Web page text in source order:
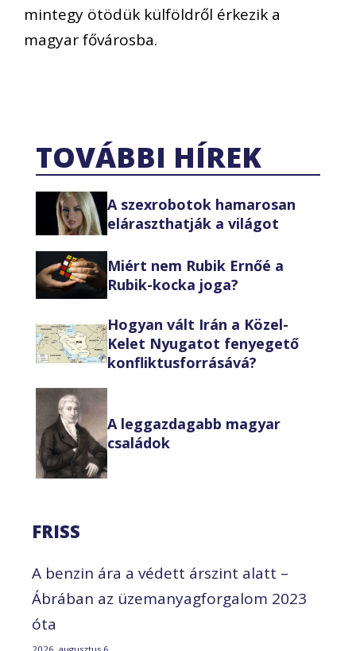
mintegy ötödük külföldről érkezik a
magyar fővárosba.
TOVÁBBI HÍREK
A szexrobotok hamarosan
eláraszthatják a világot
Miért nem Rubik Ernőé a
Rubik-kocka joga?
Hogyan vált Irán a Közel-
Kelet Nyugatot fenyegető
konfliktusforrásává?
A leggazdagabb magyar
családok
FRISS
A benzin ára a védett árszint alatt –
Ábrában az üzemanyagforgalom 2023
óta